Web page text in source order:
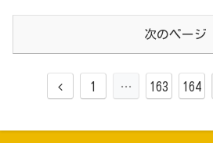
次のページ
1 … 163 164